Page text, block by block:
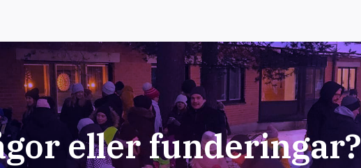
eller funderingar?